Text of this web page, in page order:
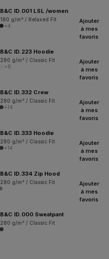
B&C ID.001 LSL /women
180 g/m² / Relaxed Fit
+4
Ajouter
à mes
favoris
B&C ID.223 Hoodie
280 g/m² / Classic Fit
+8
Ajouter
à mes
favoris
B&C ID.332 Crew
280 g/m² / Classic Fit
+14
Ajouter
à mes
favoris
B&C ID.333 Hoodie
280 g/m² / Classic Fit
+14
Ajouter
à mes
favoris
B&C ID.334 Zip Hood
280 g/m² / Classic Fit
Ajouter
à mes
favoris
B&C ID.000 Sweatpant
280 g/m² / Classic Fit